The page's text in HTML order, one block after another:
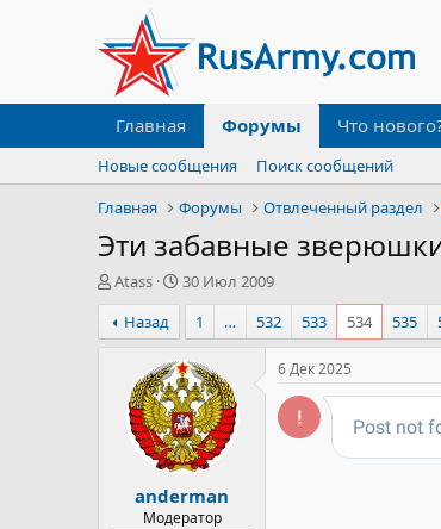
Главная Форумы Что
Новые сообщения
Поиск сообщений
Главная
Форумы Отвлеченный раздел
Эти забавные
А
в
т
о
Atass
Д
а
а
н
а
ч
а
л
а
30 Июл 2009
Назад
1 … 532 533 534 535
anderman
Модератор
6 Дек 2025